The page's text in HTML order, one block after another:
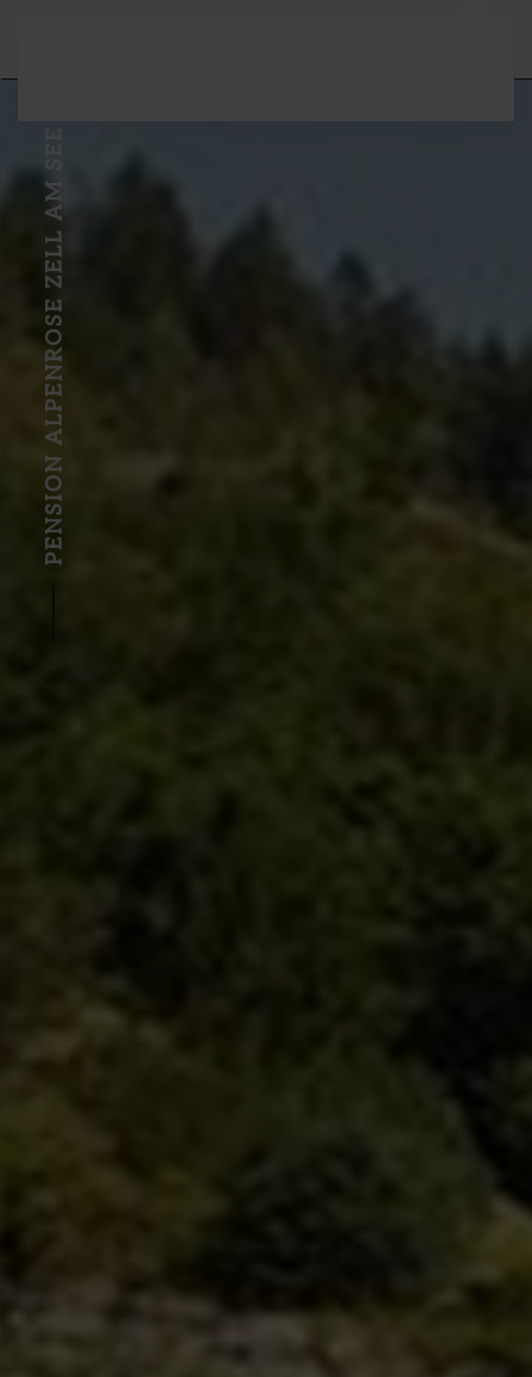
PENSION ALPENROSE ZELL AM SEE